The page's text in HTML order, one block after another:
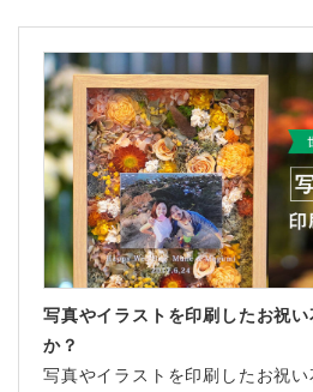
写真やイラストを印刷したお祝
か？
写真やイラストを印刷したお祝い